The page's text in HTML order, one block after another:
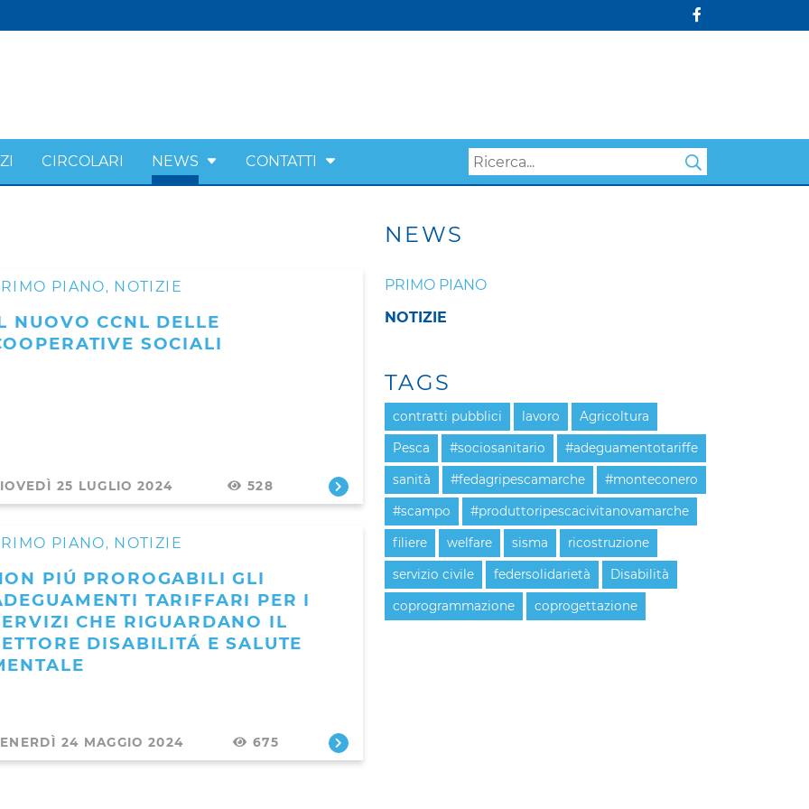
CIRCOLARI NEWS CONTATTI
PIANO, NOTIZIE
NUOVO CCNL DELLE
SOCIALI
25 LUGLIO 2024 528
PIANO, NOTIZIE
PIÚ PROROGABILI GLI
TARIFFARI PER I
CHE RIGUARDANO IL
DISABILITÁ E SALUTE
24 MAGGIO 2024 675
NEWS
PRIMO PIANO
NOTIZIE
TAGS
contratti pubblici lavoro Agricoltura
Pesca #sociosanitario #adeguamentotariffe
sanità #fedagripescamarche #monteconero
#scampo #produttoripescacivitanovamarche
filiere welfare sisma ricostruzione
servizio civile federsolidarietà Disabilità
coprogrammazione coprogettazione